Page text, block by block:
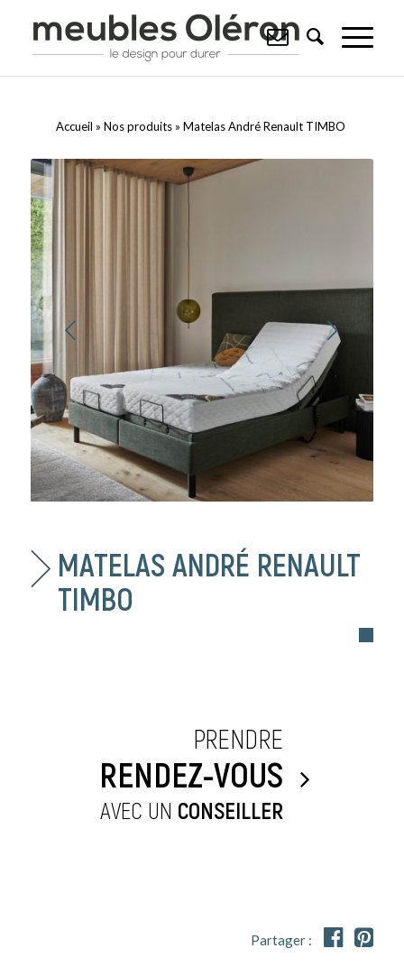
Accueil »Nos produits »Matelas André Renault TIMBO
Suivant
MATELAS ANDRÉ RENAULT
TIMBO
PRENDRE
RENDEZ-VOUS
AVEC UN CONSEILLER
Partager :  